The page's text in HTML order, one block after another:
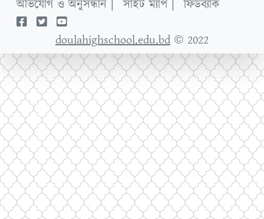
অভিযোগ ও অনুসন্ধান | সাইট ম্যাপ | ফিডব্যাক
doulahighschool.edu.bd © 2022